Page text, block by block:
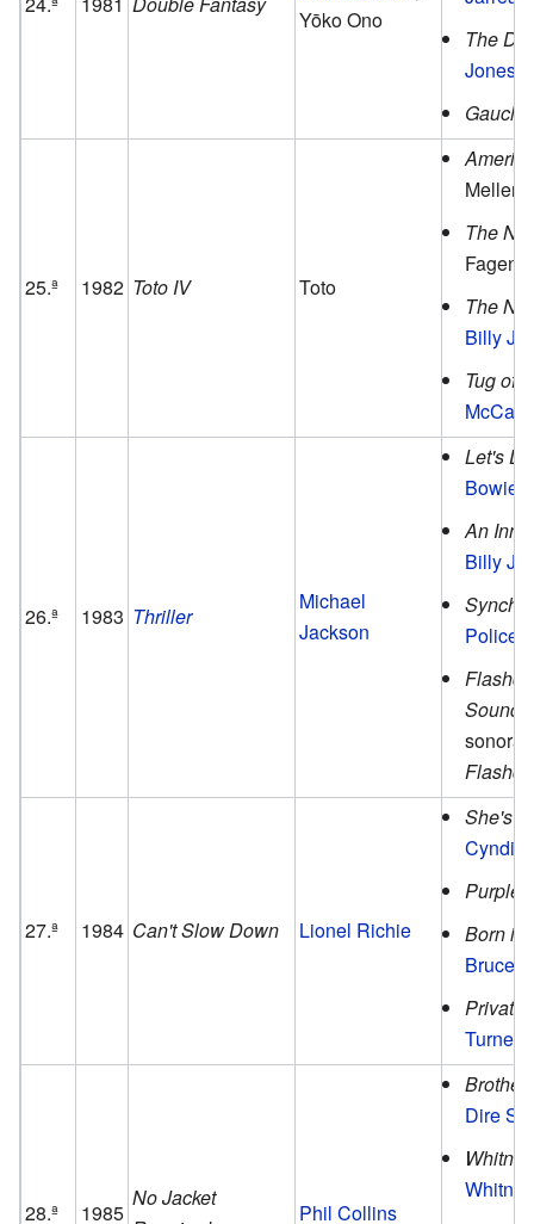
Yōko Ono
The
Jones
Gaucho
25.ª 1982 Toto IV Toto
The
Fagen.
The
Billy
Tug of
26.ª 1983 Thriller
Michael
Jackson
Let's
Bowie
An
Billy
Police
sonora
27.ª 1984 Can't Slow Down Lionel Richie
She's
Cyndi
Purple
Born in
Bruce
Private
Turner
28.ª 1985
No Jacket
Phil Collins
Dire